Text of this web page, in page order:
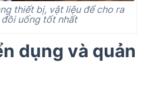
thiết bị, vật liệu để cho ra
uống tốt nhất
dụng và quản